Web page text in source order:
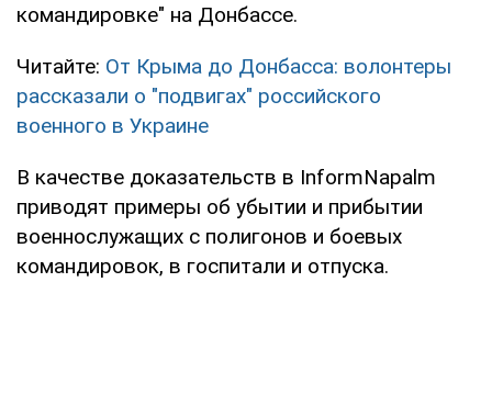
командировке" на Донбассе.
Читайте: От Крыма до Донбасса: волонтеры
рассказали о "подвигах" российского
военного в Украине
В качестве доказательств в InformNapalm
приводят примеры об убытии и прибытии
военнослужащих с полигонов и боевых
командировок, в госпитали и отпуска.